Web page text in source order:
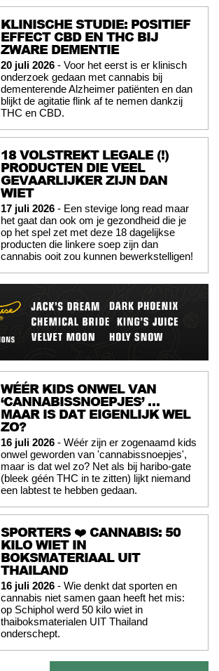
KLINISCHE STUDIE: POSITIEF
EFFECT CBD EN THC BIJ
ZWARE DEMENTIE
20 juli 2026 - Voor het eerst is er klinisch
onderzoek gedaan met cannabis bij
dementerende Alzheimer patiënten en dan
blijkt de agitatie flink af te nemen dankzij
THC en CBD.
18 VOLSTREKT LEGALE (!)
PRODUCTEN DIE VEEL
GEVAARLIJKER ZIJN DAN
WIET
17 juli 2026 - Een stevige long read maar
het gaat dan ook om je gezondheid die je
op het spel zet met deze 18 dagelijkse
producten die linkere soep zijn dan
cannabis ooit zou kunnen bewerkstelligen!
WÉÉR KIDS ONWEL VAN
‘CANNABISSNOEPJES’ …
MAAR IS DAT EIGENLIJK WEL
ZO?
16 juli 2026 - Wéér zijn er zogenaamd kids
onwel geworden van 'cannabissnoepjes',
maar is dat wel zo? Net als bij haribo-gate
(bleek géén THC in te zitten) lijkt niemand
een labtest te hebben gedaan.
SPORTERS ❤️ CANNABIS: 50
KILO WIET IN
BOKSMATERIAAL UIT
THAILAND
16 juli 2026 - Wie denkt dat sporten en
cannabis niet samen gaan heeft het mis:
op Schiphol werd 50 kilo wiet in
thaiboksmaterialen UIT Thailand
onderschept.